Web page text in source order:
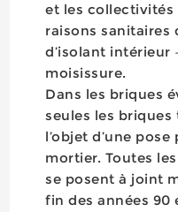
et les collectivités
raisons sanitaires
d’isolant intérieur
moisissure.
Dans les briques
seules les
l’objet d’une
mortier. Toutes
se posent à joint
fin des années 90